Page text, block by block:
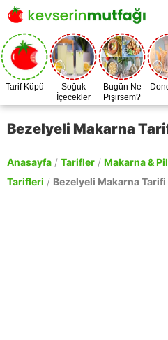
Tarif Küpü
Soğuk
İçecekler
Bugün Ne
Pişirsem?
Bezelyeli Makarna
Anasayfa / Tarifler / Makarna &
Tarifleri / Bezelyeli Makarna Tarifi